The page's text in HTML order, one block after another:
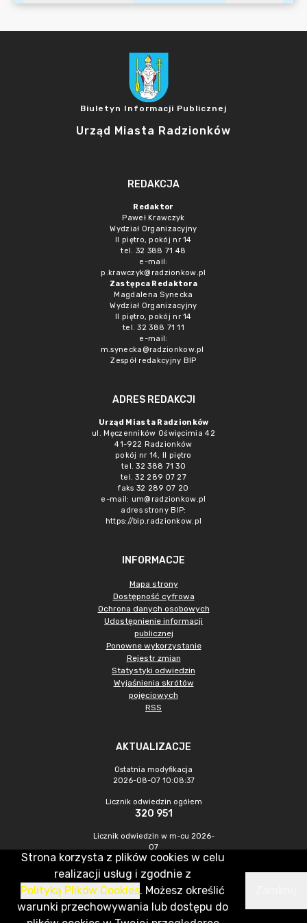
Biuletyn Informacji Publicznej
Urząd Miasta Radzionków
REDAKCJA
Redaktor
Paweł Krawczyk
Wydział Organizacyjny
II piętro, pokój nr 14
tel. 32 388 71 48
e-mail:
p.krawczyk@radzionkow.pl
Zastępca Redaktora
Magdalena Synecka
Wydział Organizacyjny
II piętro, pokój nr 14
tel. 32 388 71 11
e-mail:
m.synecka@radzionkow.pl
Zespół redakcyjny BIP
ADRES REDAKCJI
Urząd Miasta Radzionków
ul. Męczenników Oświęcimia 42
41-922 Radzionków
pokój nr 14, II piętro
tel. 32 388 71 30
tel. 32 289 07 27
faks 32 289 07 20
e-mail: um@radzionkow.pl
adres strony BIP:
https://bip.radzionkow.pl
INFORMACJE
Mapa strony
Dostępność cyfrowa
Ochrona danych osobowych
Udostępnienie informacji
publicznej
Ponowne wykorzystanie
Rejestr zmian
Statystyki odwiedzin
Wyjaśnienia skrótów
pojęciowych
RSS
AKTUALIZACJE
Ostatnia modyfikacja
2026-08-07 10:08:37
Licznik odwiedzin ogółem
320 951
Licznik odwiedzin w m-cu 2026-
07
1 010
CMS & Hosting: Nefeni Sp. z o.o.
Strona korzysta z plików cookies w celu
realizacji usług i zgodnie z
Polityką Plików Cookies. Możesz określić
warunki przechowywania lub dostępu do